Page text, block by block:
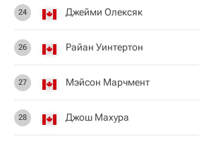
24 Джейми Олексяк
26 Райан Уинтертон
27 Мэйсон Марчмент
28 Джош Махура